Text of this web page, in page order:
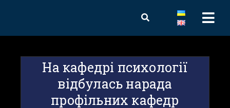
На кафедрі психології
відбулась нарада
профільних кафедр